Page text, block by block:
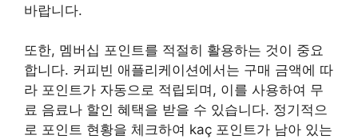
바랍니다.
또한, 멤버십 포인트를 적절히 활용하는 것이 중요
합니다. 커피빈 애플리케이션에서는 구매 금액에 따
라 포인트가 자동으로 적립되며, 이를 사용하여 무
료 음료나 할인 혜택을 받을 수 있습니다. 정기적으
로 포인트 현황을 체크하여 kaç 포인트가 남아 있는